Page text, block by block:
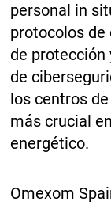
personal in
protocolos de
de protección
de
los centros
más crucial
energético.
Omexom